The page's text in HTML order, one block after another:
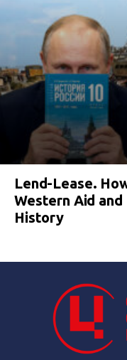
Lend-Lease.
Western Aid
History